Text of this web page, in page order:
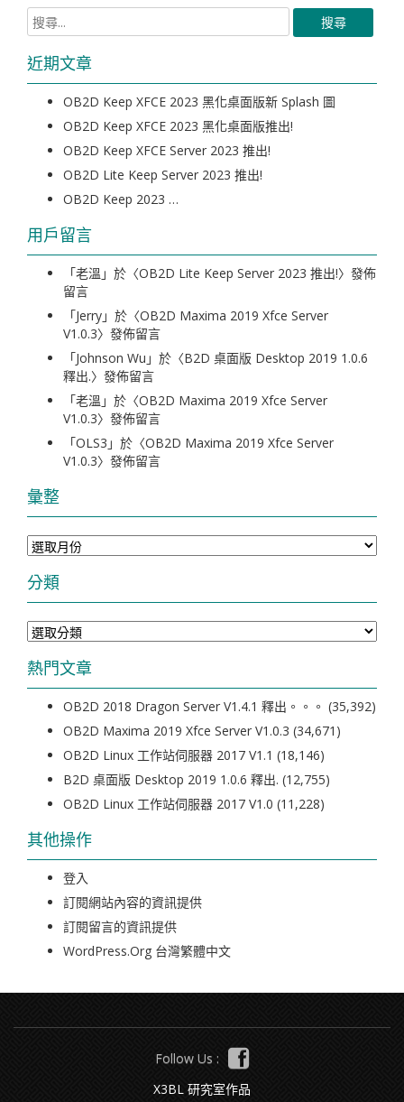
近期文章
OB2D Keep XFCE 2023 黑化桌面版新 Splash 圖
OB2D Keep XFCE 2023 黑化桌面版推出!
OB2D Keep XFCE Server 2023 推出!
OB2D Lite Keep Server 2023 推出!
OB2D Keep 2023 …
用戶留言
「老溫 」於〈OB2D Lite Keep Server 2023 推出!〉發佈
留言
「Jerry」於〈OB2D Maxima 2019 Xfce Server
V1.0.3〉發佈留言
「Johnson Wu 」於〈B2D 桌面版 Desktop 2019 1.0.6
釋出.〉發佈留言
「老溫 」於〈OB2D Maxima 2019 Xfce Server
V1.0.3〉發佈留言
「OLS3 」於〈OB2D Maxima 2019 Xfce Server
V1.0.3〉發佈留言
彙整
彙
整
分類
分
類
熱門文章
OB2D 2018 Dragon Server V1.4.1 釋出。。。 (35,392)
OB2D Maxima 2019 Xfce Server V1.0.3 (34,671)
OB2D Linux 工作站伺服器 2017 V1.1 (18,146)
B2D 桌面版 Desktop 2019 1.0.6 釋出. (12,755)
OB2D Linux 工作站伺服器 2017 V1.0 (11,228)
其他操作
登入
訂閱網站內容的資訊提供
訂閱留言的資訊提供
WordPress.org 台灣繁體中文
Follow Us :
X3BL 研究室作品